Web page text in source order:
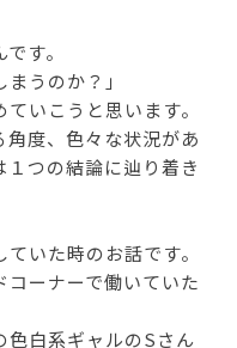
す。
うのか？」
いこうと思います。
度、色々な状況があ
つの結論に辿り着き
いた時のお話です。
ーナーで働いていた
色白系ギャルのSさん